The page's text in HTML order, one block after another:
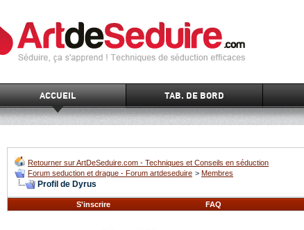
ACCUEIL TAB. DE BORD
Retourner sur ArtDeSeduire.com - Techniques et Conseils en séduction
Forum seduction et drague - Forum artdeseduire > Membres
Profil de Dyrus
S'inscrire FAQ